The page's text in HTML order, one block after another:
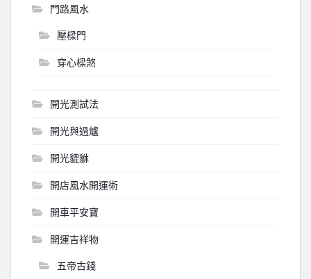
門路風水
壓樑門
穿心樑煞
開光測試法
開光與過爐
開光貔貅
開店風水開運術
開車平安寶
開運吉祥物
五帝古錢